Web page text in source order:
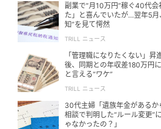
副業で“月10万円”稼ぐ40代
た」と喜んでいたが…翌年5月
知”を見て愕然
TRILL ニュース
「管理職になりたくない」
後、同期との年収差180万円
と言える“ワケ”
TRILL ニュース
30代主婦「遺族年金がある
相談で判明した“ルール変更”
ゃなかったの？」